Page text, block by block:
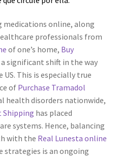
medications online, along
professionals from
of one’s home, Buy
significant shift in the way
This is especially true
of Purchase Tramadol
health disorders nationwide,
Shipping has placed
systems. Hence, balancing
with the Real Lunesta online
strategies is an ongoing